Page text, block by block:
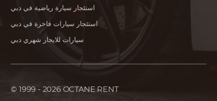
استئجار سيارة رياضية في دبي
استئجار سيارات فاخرة في دبي
سيارات للايجار شهري دبي
© 1999 - 2026 OCTANE RENT